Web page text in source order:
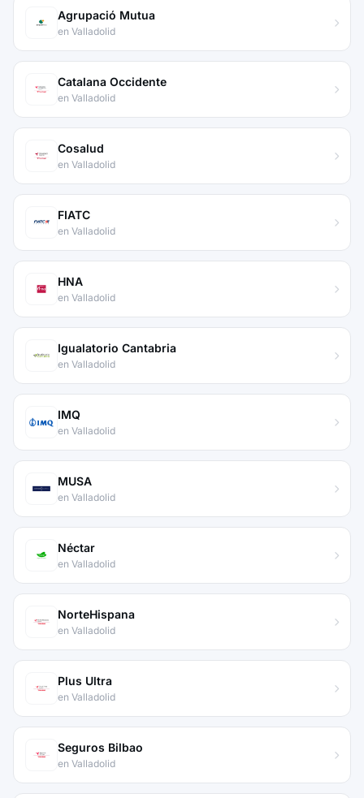
Agrupació Mutua
en Valladolid
Catalana Occidente
en Valladolid
Cosalud
en Valladolid
FIATC
en Valladolid
HNA
en Valladolid
Igualatorio Cantabria
en Valladolid
IMQ
en Valladolid
MUSA
en Valladolid
Néctar
en Valladolid
NorteHispana
en Valladolid
Plus Ultra
en Valladolid
Seguros Bilbao
en Valladolid